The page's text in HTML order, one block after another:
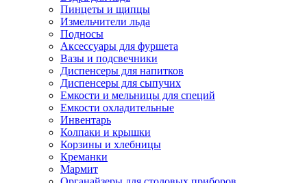
Пинцеты и щипцы
Измельчители льда
Подносы
Аксессуары для фуршета
Вазы и подсвечники
Диспенсеры для напитков
Диспенсеры для сыпучих
Емкости и мельницы для специй
Емкости охладительные
Инвентарь
Колпаки и крышки
Корзины и хлебницы
Креманки
Мармит